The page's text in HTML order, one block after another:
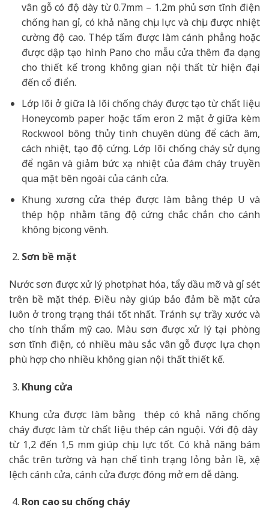
vân gỗ có độ dày từ 0.7mm – 1.2m phủ sơn tĩnh điện
chống han gỉ, có khả năng chịu lực và chịu được nhiệt
cường độ cao. Thép tấm được làm cánh phẳng hoặc
được dập tạo hình Pano cho mẫu cửa thêm đa dạng
cho thiết kế trong không gian nội thất từ hiện đại
đến cổ điển.
Lớp lõi ở giữa là lõi chống cháy được tạo từ chất liệu
Honeycomb paper hoặc tấm eron 2 mặt ở giữa kèm
Rockwool bông thủy tinh chuyên dùng để cách âm,
cách nhiệt, tạo độ cứng. Lớp lõi chống cháy sử dụng
để ngăn và giảm bức xạ nhiệt của đám cháy truyền
qua mặt bên ngoài của cánh cửa.
Khung xương cửa thép được làm bằng thép U và
thép hộp nhằm tăng độ cứng chắc chắn cho cánh
không bị cong vênh.
Sơn bề mặt
Nước sơn được xử lý photphat hóa, tẩy dầu mỡ và gỉ sét
trên bề mặt thép. Điều này giúp bảo đảm bề mặt cửa
luôn ở trong trạng thái tốt nhất. Tránh sự trầy xước và
cho tính thẩm mỹ cao. Màu sơn được xử lý tại phòng
sơn tĩnh điện, có nhiều màu sắc vân gỗ được lựa chọn
phù hợp cho nhiều không gian nội thất thiết kế.
Khung cửa
Khung cửa được làm bằng thép có khả năng chống
cháy được làm từ chất liệu thép cán nguội. Với độ dày
từ 1,2 đến 1,5 mm giúp chịu lực tốt. Có khả năng bám
chắc trên tường và hạn chế tình trạng lỏng bản lề, xệ
lệch cánh cửa, cánh cửa được đóng mở em dễ dàng.
Ron cao su chống cháy